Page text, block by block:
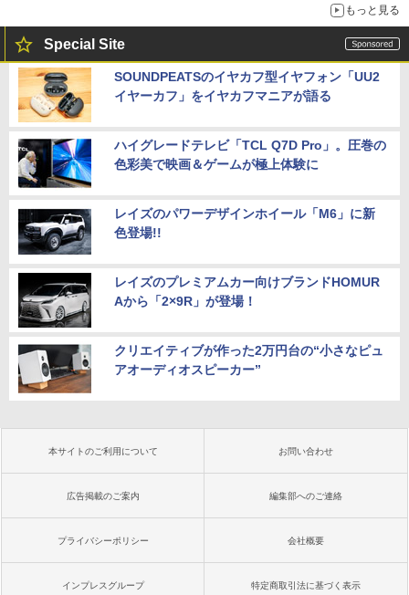
もっと見る
Special Site
SOUNDPEATSのイヤカフ型イヤフォン「UU2
イヤーカフ」をイヤカフマニアが語る
ハイグレードテレビ「TCL Q7D Pro」。圧巻の
色彩美で映画＆ゲームが極上体験に
レイズのパワーデザインホイール「M6」に新
色登場!!
レイズのプレミアムカー向けブランドHOMUR
Aから「2×9R」が登場！
クリエイティブが作った2万円台の“小さなピュ
アオーディオスピーカー”
本サイトのご利用について お問い合わせ
広告掲載のご案内 編集部へのご連絡
プライバシーポリシー 会社概要
インプレスグループ 特定商取引法に基づく表示